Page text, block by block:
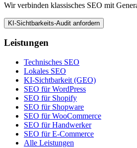
Wir verbinden klassisches SEO mit
KI-Sichtbarkeits-Audit anfordern
Leistungen
Technisches SEO
Lokales SEO
KI-Sichtbarkeit (GEO)
SEO für WordPress
SEO für Shopify
SEO für Shopware
SEO für WooCommerce
SEO für Handwerker
SEO für E-Commerce
Alle Leistungen